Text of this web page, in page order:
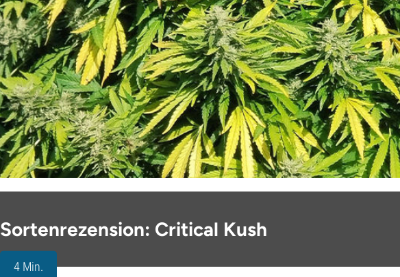
Sortenrezension: Critical Kush
4 Min.